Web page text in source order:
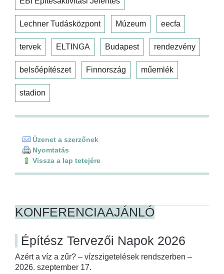
Lechner Tudásközpont Múzeum eecfa
tervek ELTINGA Budapest rendezvény
belsőépítészet Finnország műemlék
stadion
Üzenet a szerzőnek
Nyomtatás
Vissza a lap tetejére
KONFERENCIAAJÁNLÓ
Építész Tervezői Napok 2026
Azért a víz a zűr? – vízszigetelések rendszerben –
2026. szeptember 17.